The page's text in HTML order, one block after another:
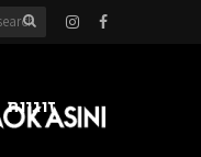
זוגיות